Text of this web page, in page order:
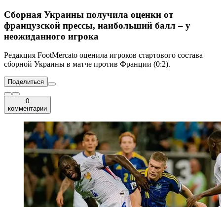
Сборная Украины получила оценки от
французской прессы, наибольший балл – у
неожиданного игрока
Редакция FootMercato оценила игроков стартового состава
сборной Украины в матче против Франции (0:2).
Поделиться
0
комментарии